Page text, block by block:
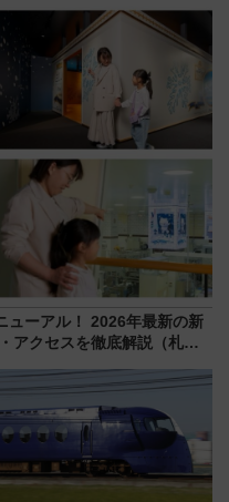
は？ 2026年は対象のエリア
拡大！
ューアル！ 2026年最新の新
アクセスを徹底解説（札幌